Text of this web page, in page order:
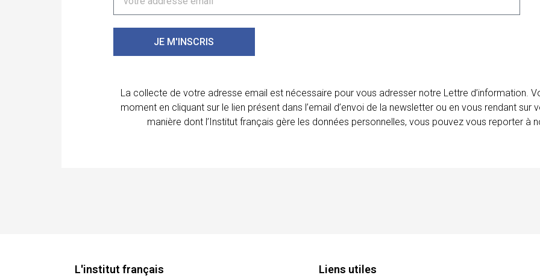
JE M'INSCRIS
La collecte de votre adresse email est nécessaire pour vous adresser notre Lettre d’information.
moment en cliquant sur le lien présent dans l’email d’envoi de la newsletter ou en vous rendant
manière dont l’Institut français gère les données personnelles, vous pouvez vous reporter à
L'institut français Liens utiles